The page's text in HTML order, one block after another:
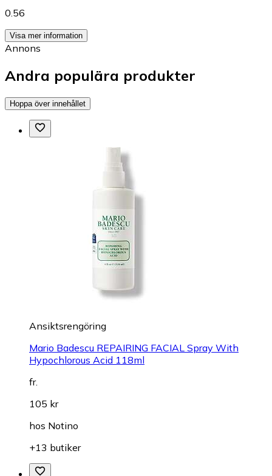
0.56
Visa mer information
Annons
Andra populära produkter
Hoppa över innehållet
Ansiktsrengöring
Mario Badescu REPAIRING FACIAL Spray With
Hypochlorous Acid 118ml
fr.
105 kr
hos Notino
+13 butiker